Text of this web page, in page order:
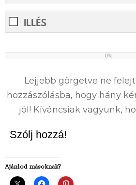
ILLÉS
0%
Lejjebb görgetve ne
hozzászólásba, hogy hány
jól! Kíváncsiak vagyunk,
Szólj hozzá!
Ajánlod másoknak?